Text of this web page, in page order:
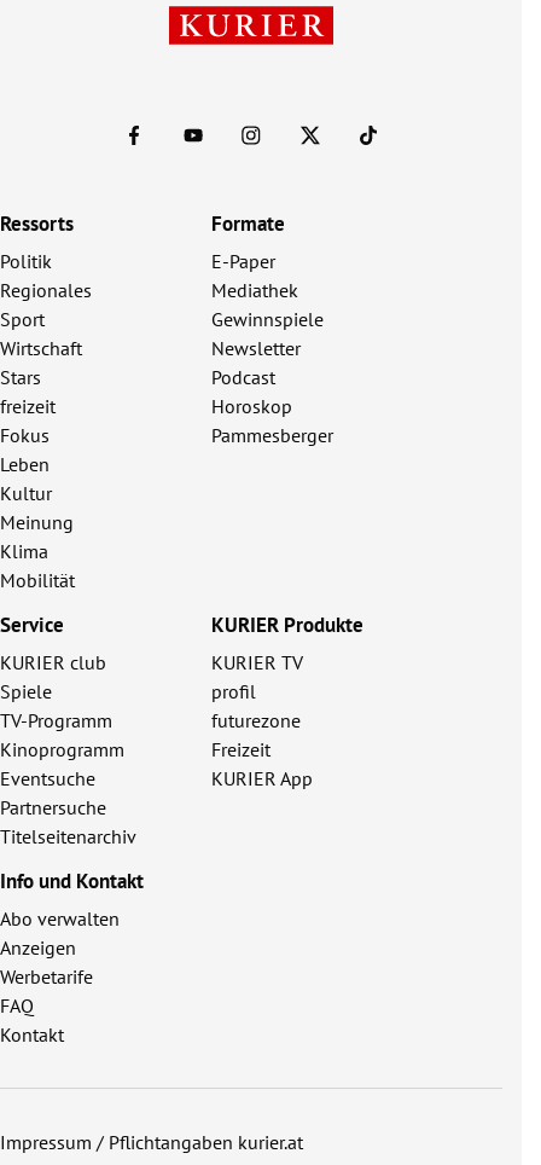
Ressorts
Politik
Regionales
Sport
Wirtschaft
Stars
freizeit
Fokus
Leben
Kultur
Meinung
Klima
Mobilität
Formate
E-Paper
Mediathek
Gewinnspiele
Newsletter
Podcast
Horoskop
Pammesberger
Service
KURIER club
Spiele
TV-Programm
Kinoprogramm
Eventsuche
Partnersuche
Titelseitenarchiv
KURIER Produkte
KURIER TV
profil
futurezone
Freizeit
KURIER App
Info und Kontakt
Abo verwalten
Anzeigen
Werbetarife
FAQ
Kontakt
Impressum / Pflichtangaben kurier.at